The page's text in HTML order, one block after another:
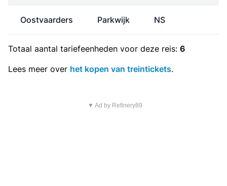
Oostvaarders Parkwijk NS
Totaal aantal tariefeenheden voor deze reis: 6
Lees meer over het kopen van treintickets.
▼ Ad by Refinery89